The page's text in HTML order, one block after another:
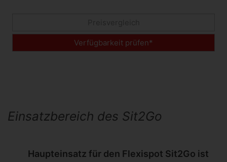
Verfügbarkeit prüfen*
Einsatzbereich des Sit2Go
Haupteinsatz für den Flexispot Sit2Go ist